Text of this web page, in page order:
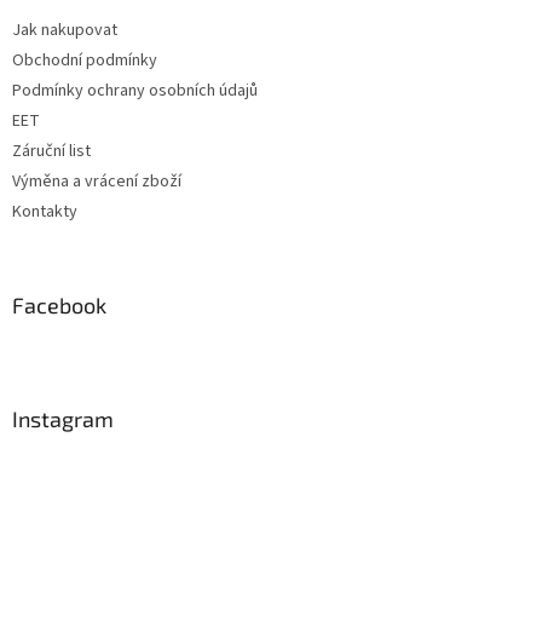
Jak nakupovat
Obchodní podmínky
Podmínky ochrany osobních údajů
EET
Záruční list
Výměna a vrácení zboží
Kontakty
Facebook
Instagram